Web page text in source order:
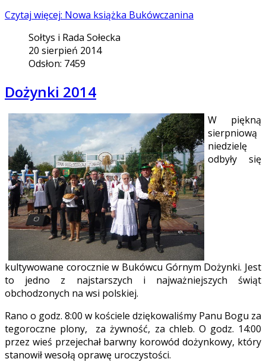
Czytaj więcej: Nowa książka Bukówczanina
Sołtys i Rada Sołecka
20 sierpień 2014
Odsłon: 7459
Dożynki 2014
W piękną
sierpniową
niedzielę
odbyły się
kultywowane corocznie w Bukówcu Górnym Dożynki. Jest
to jedno z najstarszych i najważniejszych świąt
obchodzonych na wsi polskiej.
Rano o godz. 8:00 w kościele dziękowaliśmy Panu Bogu za
tegoroczne plony, za żywność, za chleb. O godz. 14:00
przez wieś przejechał barwny korowód dożynkowy, który
stanowił wesołą oprawę uroczystości.